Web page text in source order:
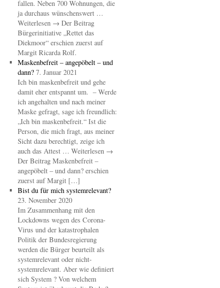
fallen. Neben 700 Wohnungen, die
ja durchaus wünschenswert …
Weiterlesen → Der Beitrag
Bürgerinitiative „Rettet das
Diekmoor“ erschien zuerst auf
Margit Ricarda Rolf.
Maskenbefreit – angepöbelt – und
dann? 7. Januar 2021
Ich bin maskenbefreit und gehe
damit eher entspannt um. – Werde
ich angehalten und nach meiner
Maske gefragt, sage ich freundlich:
„Ich bin maskenbefreit.“ Ist die
Person, die mich fragt, aus meiner
Sicht dazu berechtigt, zeige ich
auch das Attest … Weiterlesen →
Der Beitrag Maskenbefreit –
angepöbelt – und dann? erschien
zuerst auf Margit […]
Bist du für mich systemrelevant?
23. November 2020
Im Zusammenhang mit den
Lockdowns wegen des Corona-
Virus und der katastrophalen
Politik der Bundesregierung
werden die Bürger beurteilt als
systemrelevant oder nicht-
systemrelevant. Aber wie definiert
sich System ? Von welchem